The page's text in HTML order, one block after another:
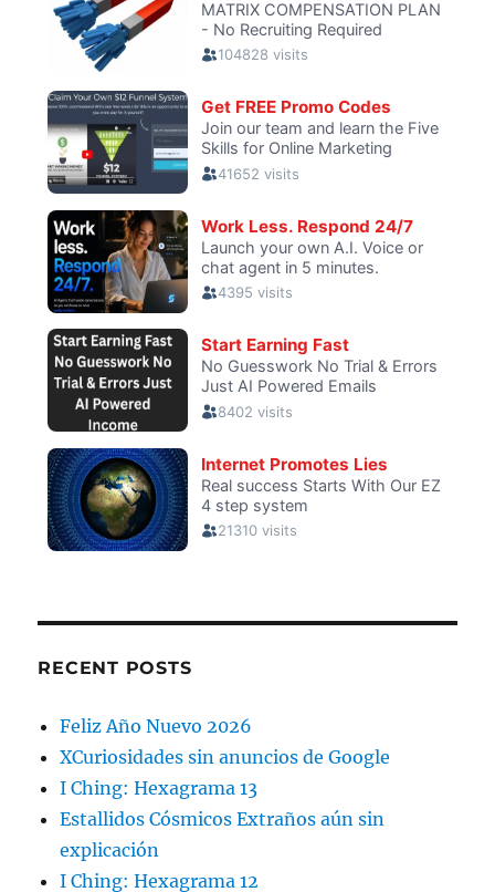
RECENT POSTS
Feliz Año Nuevo 2026
XCuriosidades sin anuncios de Google
I Ching: Hexagrama 13
Estallidos Cósmicos Extraños aún sin
explicación
I Ching: Hexagrama 12